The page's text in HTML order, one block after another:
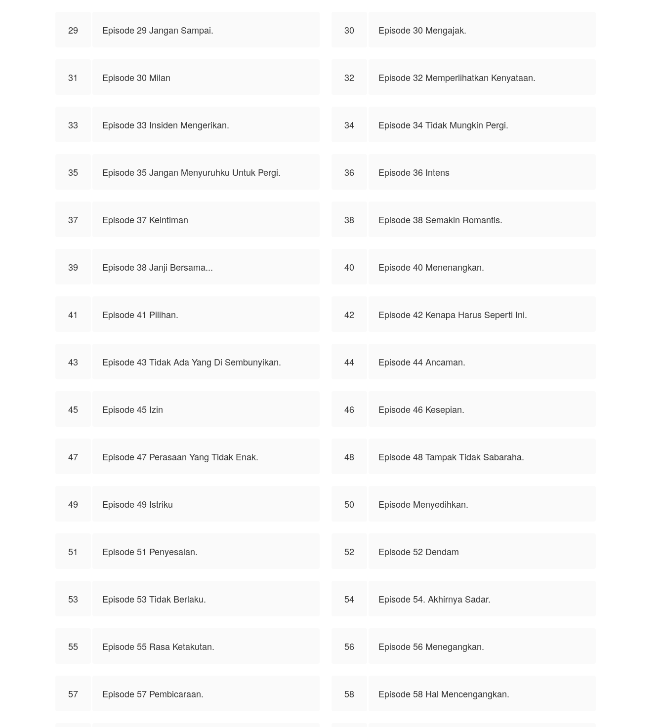
29 Episode 29 Jangan Sampai. 30 Episode 30 Mengajak.
31 Episode 30 Milan 32 Episode 32 Memperlihatkan Kenyataan.
33 Episode 33 Insiden Mengerikan. 34 Episode 34 Tidak Mungkin Pergi.
35 Episode 35 Jangan Menyuruhku Untuk Pergi. 36 Episode 36 Intens
37 Episode 37 Keintiman 38 Episode 38 Semakin Romantis.
39 Episode 38 Janji Bersama... 40 Episode 40 Menenangkan.
41 Episode 41 Pilihan. 42 Episode 42 Kenapa Harus Seperti Ini.
43 Episode 43 Tidak Ada Yang Di Sembunyikan. 44 Episode 44 Ancaman.
45 Episode 45 Izin 46 Episode 46 Kesepian.
47 Episode 47 Perasaan Yang Tidak Enak. 48 Episode 48 Tampak Tidak Sabaraha.
49 Episode 49 Istriku 50 Episode Menyedihkan.
51 Episode 51 Penyesalan. 52 Episode 52 Dendam
53 Episode 53 Tidak Berlaku. 54 Episode 54. Akhirnya Sadar.
55 Episode 55 Rasa Ketakutan. 56 Episode 56 Menegangkan.
57 Episode 57 Pembicaraan. 58 Episode 58 Hal Mencengangkan.